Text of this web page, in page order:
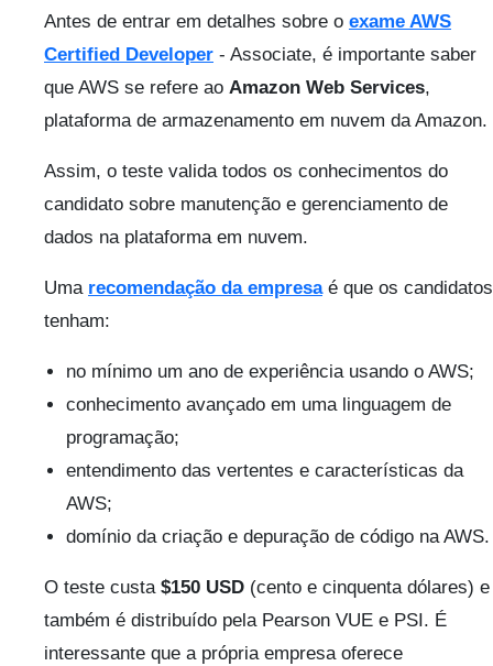
Antes de entrar em detalhes sobre o exame AWS
Certified Developer - Associate, é importante saber
que AWS se refere ao Amazon Web Services,
plataforma de armazenamento em nuvem da Amazon.
Assim, o teste valida todos os conhecimentos do
candidato sobre manutenção e gerenciamento de
dados na plataforma em nuvem.
Uma recomendação da empresaé que os candidatos
tenham:
no mínimo um ano de experiência usando o AWS;
conhecimento avançado em uma linguagem de
programação;
entendimento das vertentes e características da
AWS;
domínio da criação e depuração de código na AWS.
O teste custa $150 USD (cento e cinquenta dólares) e
também é distribuído pela Pearson VUE e PSI. É
interessante que a própria empresa oferece